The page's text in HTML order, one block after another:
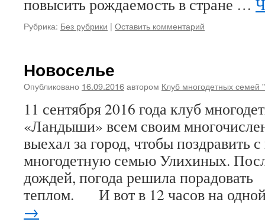
повысить рождаемость в стране …
Рубрика: Без рубрики | Оставить комментарий
Новоселье
Опубликовано 16.09.2016автором Клуб многодетных
11 сентября 2016 года клуб
«Ландыши» всем своим
выехал за город, чтобы поздравить
многодетную семью Улихиных.
дождей, погода решила
теплом. И вот в 12 часов на
→